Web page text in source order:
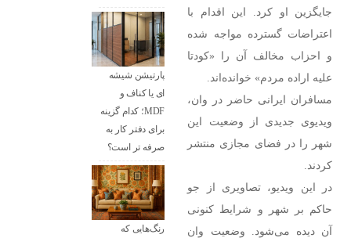
جایگزین او کرد. این اقدام با
اعتراضات گسترده مواجه شده
و احزاب مخالف آن را «کودتا
علیه اراده مردم» خوانده‌اند.
مسافران ایرانی حاضر در وان،
ویدیوی جدیدی از وضعیت این
شهر را در فضای مجازی منتشر
کردند.
در این ویدیو، تصاویری از جو
حاکم بر شهر و شرایط کنونی
آن دیده می‌شود. وضعیت وان
پارتیشن شیشه
ای یا کناف و
MDF؛ کدام گزینه
برای دفتر کار به
صرفه تر است؟
رنگ‌هایی که